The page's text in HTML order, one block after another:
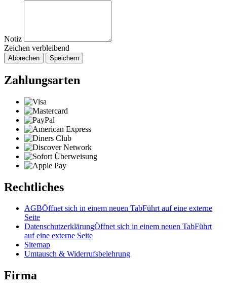
Notiz
Zeichen verbleibend
Abbrechen Speichern
Zahlungsarten
Rechtliches
AGBÖffnet sich in einem neuen TabFührt auf eine externe
Seite
DatenschutzerklärungÖffnet sich in einem neuen TabFührt
auf eine externe Seite
Sitemap
Umtausch & Widerrufsbelehrung
Firma